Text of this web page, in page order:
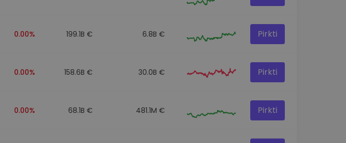
0.00% 199.1B € 6.8B € Pirkti
0.00% 158.6B € 30.0B € Pirkti
0.00% 68.1B € 481.1M € Pirkti